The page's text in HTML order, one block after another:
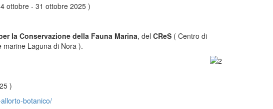
ottobre - 31 ottobre 2025 )
la Conservazione della Fauna Marina, del CReS ( Centro di
marine Laguna di Nora ).
)
botanico/